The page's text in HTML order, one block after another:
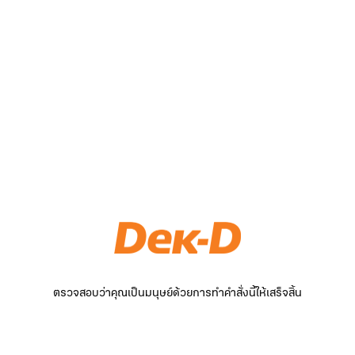
ตรวจสอบว่าคุณเป็นมนุษย์ด้วยการทำคำสั่งนี้ให้เสร็จสิ้น